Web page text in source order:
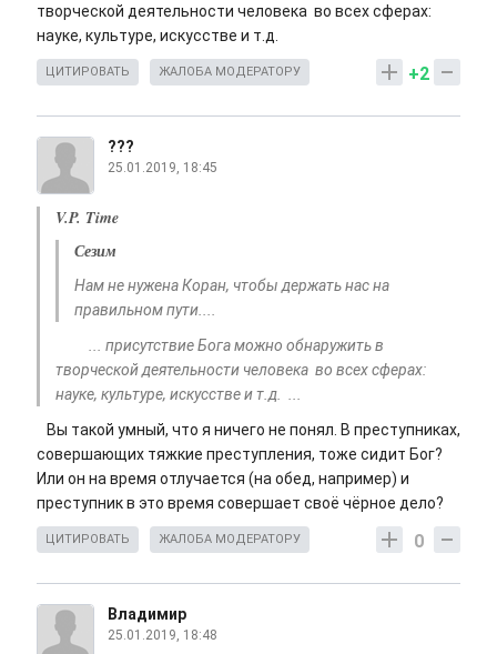
творческой деятельности человека во всех сферах:
науке, культуре, искусстве и т.д.
+2
ЦИТИРОВАТЬ ЖАЛОБА МОДЕРАТОРУ
???
25.01.2019, 18:45
V.P. Time
Сезим
Нам не нужена Коран, чтобы держать нас на
правильном пути....
... присутствие Бога можно обнаружить в
творческой деятельности человека во всех сферах:
науке, культуре, искусстве и т.д. ...
Вы такой умный, что я ничего не понял. В преступниках,
совершающих тяжкие преступления, тоже сидит Бог?
Или он на время отлучается (на обед, например) и
преступник в это время совершает своё чёрное дело?
0
ЦИТИРОВАТЬ ЖАЛОБА МОДЕРАТОРУ
Владимир
25.01.2019, 18:48